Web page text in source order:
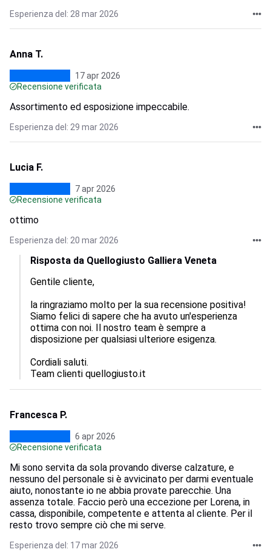
Esperienza del: 28 mar 2026
Anna T.
17 apr 2026
Recensione verificata
Assortimento ed esposizione impeccabile.
Esperienza del: 29 mar 2026
Lucia F.
7 apr 2026
Recensione verificata
ottimo
Esperienza del: 20 mar 2026
Risposta da Quellogiusto Galliera Veneta
Gentile cliente,
la ringraziamo molto per la sua recensione positiva!
Siamo felici di sapere che ha avuto un'esperienza
ottima con noi. Il nostro team è sempre a
disposizione per qualsiasi ulteriore esigenza.
Cordiali saluti.
Team clienti quellogiusto.it
Francesca P.
6 apr 2026
Recensione verificata
Mi sono servita da sola provando diverse calzature, e
nessuno del personale si è avvicinato per darmi eventuale
aiuto, nonostante io ne abbia provate parecchie. Una
assenza totale. Faccio però una eccezione per Lorena, in
cassa, disponibile, competente e attenta al cliente. Per il
resto trovo sempre ciò che mi serve.
Esperienza del: 17 mar 2026